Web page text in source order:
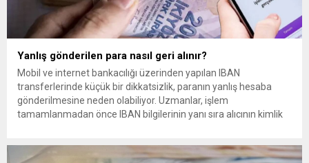
Yanlış gönderilen para nasıl geri alınır?
Mobil ve internet bankacılığı üzerinden yapılan IBAN
transferlerinde küçük bir dikkatsizlik, paranın yanlış hesaba
gönderilmesine neden olabiliyor. Uzmanlar, işlem
tamamlanmadan önce IBAN bilgilerinin yanı sıra alıcının kimlik
transferlerinde, özellikle IBAN’ın yanlış yazılması veya alıcı